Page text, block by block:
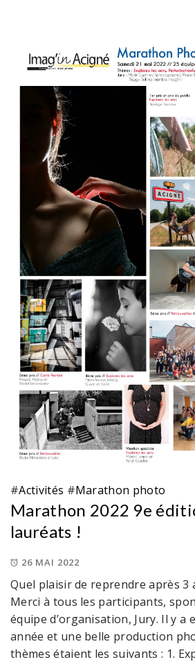
#Activités #Marathon photo
Marathon 2022 9e
lauréats !
26 MAI 2022
Quel plaisir de reprendre après 3
Merci à tous les participants,
équipe d’organisation, Jury. Il y a
année et une belle production
thèmes étaient les suivants : 1.